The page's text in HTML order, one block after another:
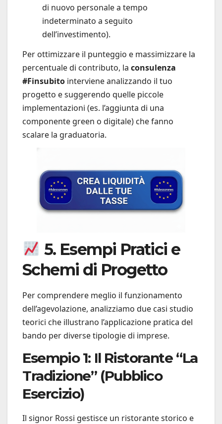
di nuovo personale a tempo
indeterminato a seguito
dell’investimento).
Per ottimizzare il punteggio e massimizzare la
percentuale di contributo, la consulenza
#Finsubito interviene analizzando il tuo
progetto e suggerendo quelle piccole
implementazioni (es. l’aggiunta di una
componente green o digitale) che fanno
scalare la graduatoria.
5. Esempi Pratici e
Schemi di Progetto
Per comprendere meglio il funzionamento
dell’agevolazione, analizziamo due casi studio
teorici che illustrano l’applicazione pratica del
bando per diverse tipologie di imprese.
Esempio 1: Il Ristorante “La
Tradizione” (Pubblico
Esercizio)
Il signor Rossi gestisce un ristorante storico e